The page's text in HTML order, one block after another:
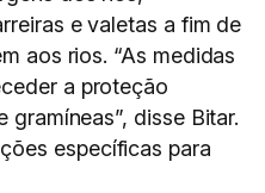
e valetas a fim de
aos rios. “As medidas
a proteção
disse Bitar.
específicas para